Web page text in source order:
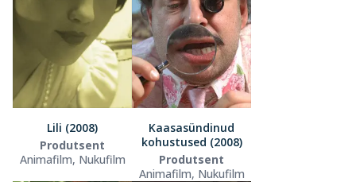
Lili (2008)
Produtsent
Animafilm, Nukufilm
Kaasasündinud
kohustused (2008)
Produtsent
Animafilm, Nukufilm